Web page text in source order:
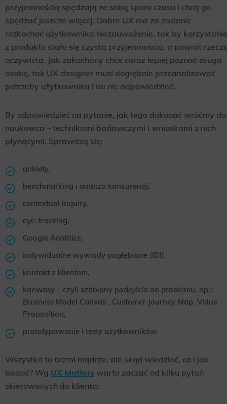
przyjemnością spędzają ze sobą sporo czasu i chcą go
spędzać jeszcze więcej. Dobre UX ma za zadanie
rozkochać użytkownika niezauważenie, tak by korzystanie
z produktu stało się czystą przyjemnością, a powrót
oczywistą. Jak zakochany chce coraz lepiej poznać drugą
osobę, tak UX designer musi dogłębnie przeanalizować
potrzeby użytkownika i na nie odpowiedzieć.
By odpowiedzieć na pytanie, jak tego dokonać wróćmy do
naukowca – technikami badawczymi i wnioskami z nich
płynącymi. Sprawdzą się:
ankiety,
benchmarking i analiza konkurencji,
contextual inquiry,
eye-tracking,
Google Analitics,
indywidualne wywiady pogłębione (IDI),
kontakt z klientem,
kanwasy – czyli szablony podejścia do problemu, np.:
Business Model Canvas , Customer Journey Map, Value
Proposition,
prototypowanie i testy użytkowników.
Wszystko to brzmi mądrze, ale skąd wiedzieć, co i jak
badać? Wg UX Matters warto zacząć od kilku pytań
skierowanych do klienta: